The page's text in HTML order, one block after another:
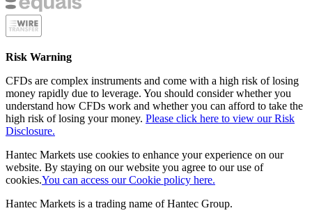
Risk Warning
CFDs are complex instruments and come with a high risk of losing
money rapidly due to leverage. You should consider whether you
understand how CFDs work and whether you can afford to take the
high risk of losing your money. Please click here to view our Risk
Disclosure.
Hantec Markets use cookies to enhance your experience on our
website. By staying on our website you agree to our use of
cookies.You can access our Cookie policy here.
Hantec Markets is a trading name of Hantec Group.